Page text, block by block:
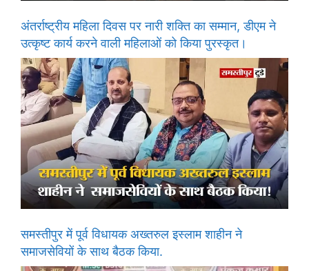
अंतर्राष्ट्रीय महिला दिवस पर नारी शक्ति का सम्मान, डीएम ने
उत्कृष्ट कार्य करने वाली महिलाओं को किया पुरस्कृत।
समस्तीपुर में पूर्व विधायक अख्तरुल इस्लाम शाहीन ने
समाजसेवियों के साथ बैठक किया.